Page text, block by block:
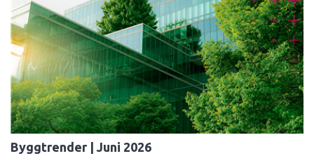
Byggtrender | Juni 2026